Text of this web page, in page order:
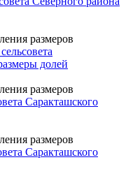
размеров
долей
размеров
Саракташского
размеров
Саракташского